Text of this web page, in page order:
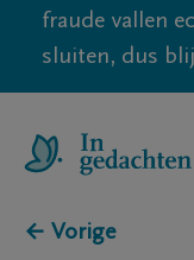
fraude vallen
sluiten, dus
← Vorige